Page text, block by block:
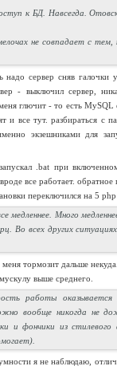
к БД. Навсегда.
не совпадает с
надо сервер сняв галочки
- выключил сервер,
глючит - то есть MySQL
и все тут. разбираться с
экзешниками для
.bat при
все работает.
переключился на 5 php
медленнее. Много
Во всех других
тормозит дальше
выше среднего.
работы оказывается
вообще никогда не
и фончики из
я не наблюдаю,